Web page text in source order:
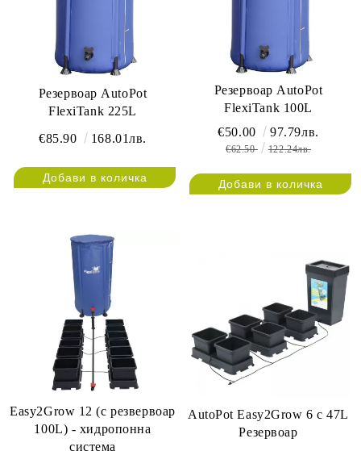
Резервоар AutoPot
FlexiTank 225L
€85.90
168.01лв.
Резервоар AutoPot
FlexiTank 100L
€50.00
97.79лв.
€62.50 122.24лв.
Easy2Grow 12 (с резвервоар
100L) - хидропонна
система
AutoPot Easy2Grow 6 с 47L
Резервоар